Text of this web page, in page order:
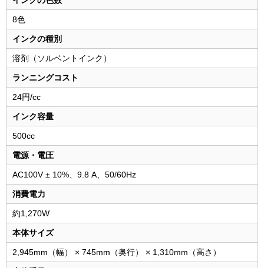
8色
インクの種別
溶剤（ソルベントインク）
ランニングコスト
24円/cc
インク容量
500cc
電源・電圧
AC100V ± 10%、9.8 A、50/60Hz
消費電力
約1,270W
本体サイズ
2,945mm（幅） × 745mm（奥行） × 1,310mm（高さ）